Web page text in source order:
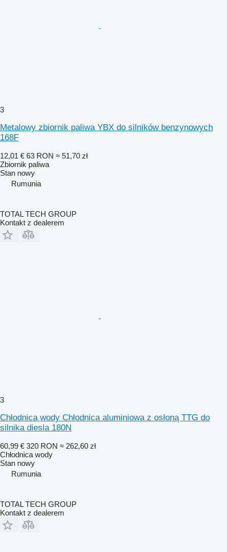
3
Metalowy zbiornik paliwa YBX do silników benzynowych
168F
12,01 € 63 RON ≈ 51,70 zł
Zbiornik paliwa
Stan nowy
Rumunia
TOTAL TECH GROUP
Kontakt z dealerem
3
Chłodnica wody Chłodnica aluminiowa z osłoną TTG do
silnika diesla 180N
60,99 € 320 RON ≈ 262,60 zł
Chłodnica wody
Stan nowy
Rumunia
TOTAL TECH GROUP
Kontakt z dealerem